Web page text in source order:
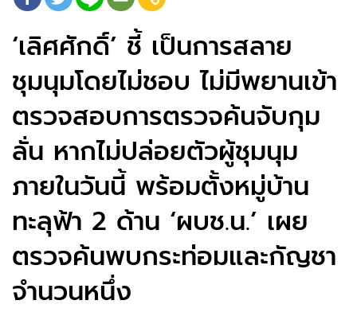
‘เลิศศักดิ์’ ชี้ เป็นการสลาย
ชุมนุมโดยไม่ชอบ ไม่มีพยานเข้า
ตรวจสอบการตรวจค้นจับกุม
ลั่น หากไม่ปล่อยตัวผู้ชุมนุม
ภายในวันนี้ พร้อมตั้งหมู่บ้าน
ทะลุฟ้า 2 ด้าน ‘ผบช.น.’ เผย
ตรวจค้นพบกระท่อมและกัญชา
จำนวนหนึ่ง